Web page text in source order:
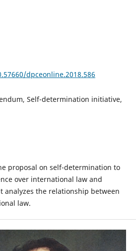
dpceonline.2018.586
Self-determination initiative,
proposal on self-determination to
over international law and
analyzes the relationship between
law.